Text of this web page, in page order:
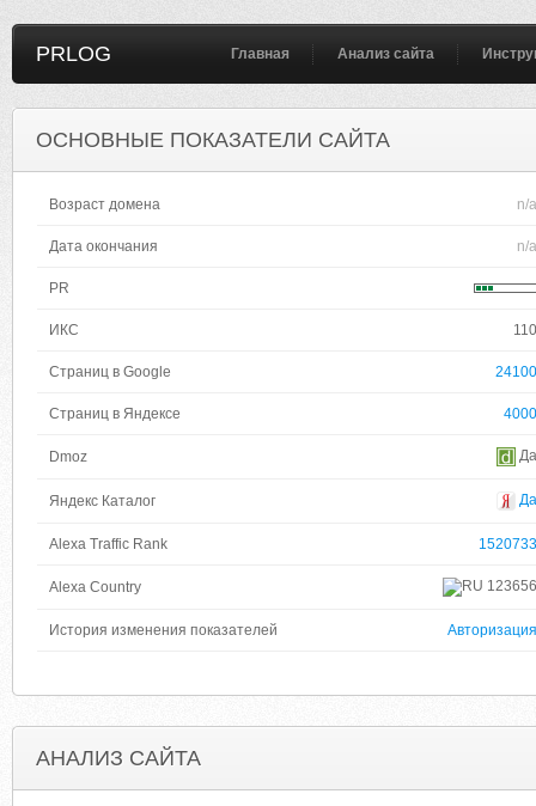
PRLOG Главная Анализ сайта
ОСНОВНЫЕ ПОКАЗАТЕЛИ САЙТА
Возраст домена n/a
Дата окончания n/a
PR
ИКС 110
Страниц в Google 24100
Страниц в Яндексе 4000
Dmoz Да
Яндекс Каталог Да
Alexa Traffic Rank 1520733
Alexa Country 123656
История изменения показателей Авторизация
АНАЛИЗ САЙТА